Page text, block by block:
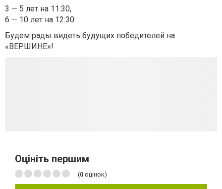
3 — 5 лет на 11:30,
6 — 10 лет на 12:30.
Будем рады видеть будущих победителей на
«ВЕРШИНЕ»!
Оцініть першим
(0 оцінок)